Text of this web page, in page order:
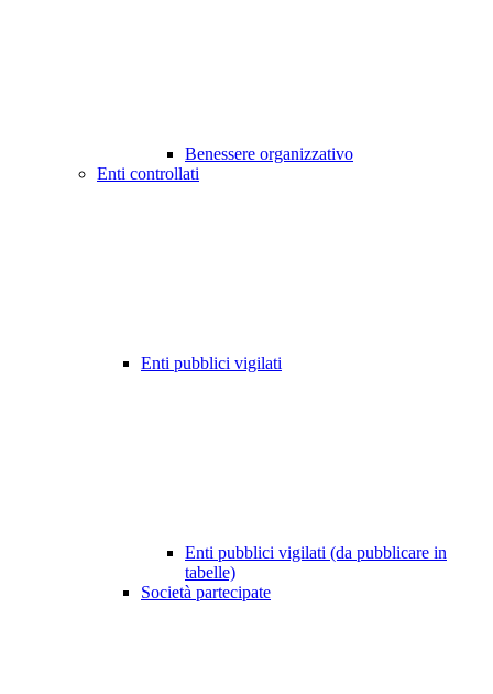
Benessere organizzativo
Enti controllati
Enti pubblici vigilati
Enti pubblici vigilati (da pubblicare in
tabelle)
Società partecipate